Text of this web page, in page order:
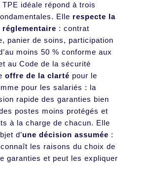
TPE idéale répond à trois
Elle respecte la
: contrat
panier de soins, participation
moins 50 % conforme aux
au Code de la sécurité
offre de la clarté pour le
pour les salariés : la
rapide des garanties bien
postes moins protégés et
à la charge de chacun. Elle
d’une décision assumée :
les raisons du choix de
garanties et peut les expliquer